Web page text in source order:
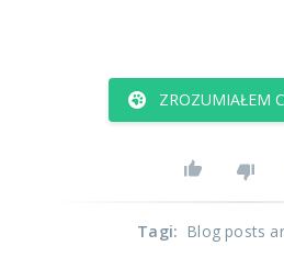
ZROZUMIAŁEM
Tagi: Blog posts